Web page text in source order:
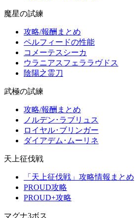
魔星の試練
攻略/報酬まとめ
ペルフィードの性能
コメーテスシーカ
ウラニアスフェララヴドス
陰陽之霊刀
武極の試練
攻略/報酬まとめ
ノルデン･ラブリュス
ロイヤル･ブリンガー
ダイアデム･ムーリネ
天上征伐戦
「天上征伐戦」攻略情報まとめ
PROUD攻略
PROUD+攻略
マグナ3ボス